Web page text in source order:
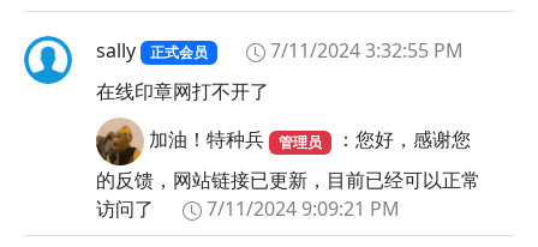
sally 正式会员
7/11/2024 3:32:55 PM
在线印章网打不开了
加油！特种兵
管理员
：您好，感谢您
的反馈，网站链接已更新，目前已经可以正常
访问了
7/11/2024 9:09:21 PM